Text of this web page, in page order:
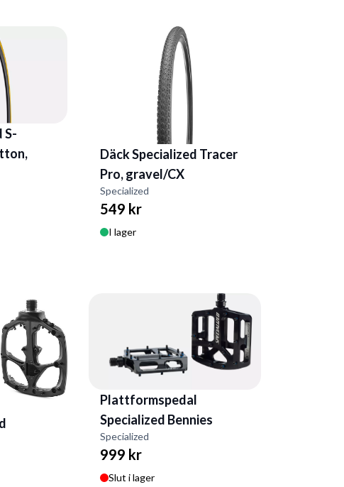
S-
Däck Specialized Tracer
Pro, gravel/CX
Specialized
549 kr
I lager
Plattformspedal
Specialized Bennies
Specialized
999 kr
Slut i lager